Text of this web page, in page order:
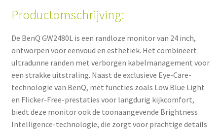
Productomschrijving:
De BenQ GW2480L is een randloze monitor van 24 inch,
ontworpen voor eenvoud en esthetiek. Het combineert
ultradunne randen met verborgen kabelmanagement voor
een strakke uitstraling. Naast de exclusieve Eye-Care-
technologie van BenQ, met functies zoals Low Blue Light
en Flicker-Free-prestaties voor langdurig kijkcomfort,
biedt deze monitor ook de toonaangevende Brightness
Intelligence-technologie, die zorgt voor prachtige details